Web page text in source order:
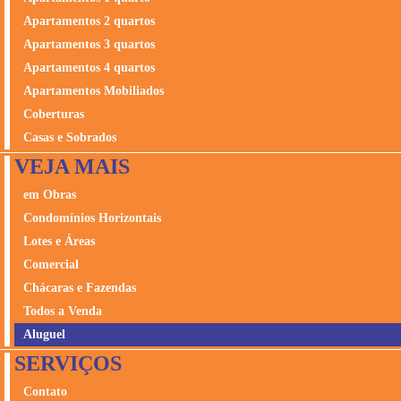
Apartamentos 2 quartos
Apartamentos 3 quartos
Apartamentos 4 quartos
Apartamentos Mobiliados
Coberturas
Casas e Sobrados
VEJA MAIS
em Obras
Condomínios Horizontais
Lotes e Áreas
Comercial
Chácaras e Fazendas
Todos a Venda
Aluguel
SERVIÇOS
Contato